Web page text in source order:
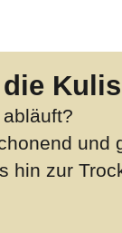
und
hin zur